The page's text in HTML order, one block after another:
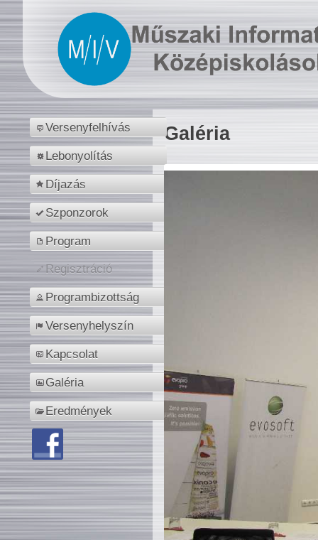
Versenyfelhívás
Lebonyolítás
Díjazás
Szponzorok
Program
Regisztráció
Programbizottság
Versenyhelyszín
Kapcsolat
Galéria
Eredmények
Galéria